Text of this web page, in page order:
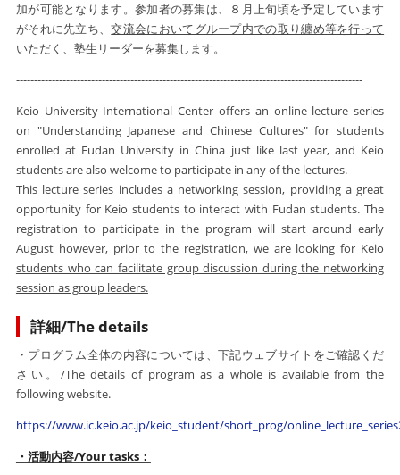
加が可能となります。参加者の募集は、８月上旬頃を予定しています
がそれに先立ち、交流会においてグループ内での取り纏め等を行って
いただく、塾生リーダーを募集します。
​-------------------------------------------------------------------------------------------------
Keio University International Center offers an online lecture series
on "Understanding Japanese and Chinese Cultures" for students
enrolled at Fudan University in China just like last year, and Keio
students are also welcome to participate in any of the lectures.
This lecture series includes a networking session, providing a great
opportunity for Keio students to interact with Fudan students. The
registration to participate in the program will start around early
August however, prior to the registration, we are looking for Keio
students who can facilitate group discussion during the networking
session as group leaders.
詳細/The details
・プログラム全体の内容については、下記ウェブサイトをご確認くだ
さい。/The details of program as a whole is available from the
following website.
https://www.ic.keio.ac.jp/keio_student/short_prog/
・活動内容/Your tasks：